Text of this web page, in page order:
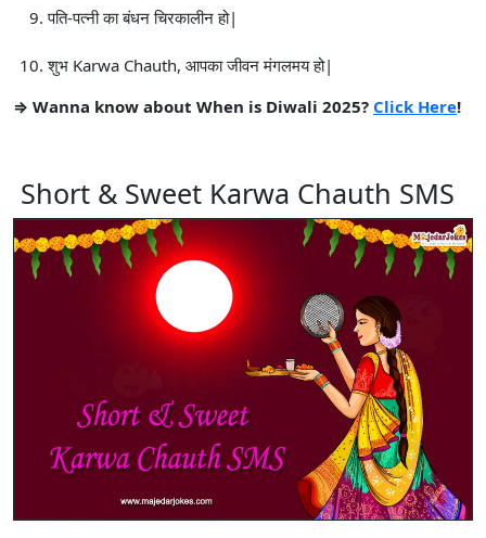
पति-पत्नी का बंधन चिरकालीन हो|
शुभ Karwa Chauth, आपका जीवन मंगलमय हो|
⇒ Wanna know about When is Diwali 2025? Click Here!
Short & Sweet Karwa Chauth SMS